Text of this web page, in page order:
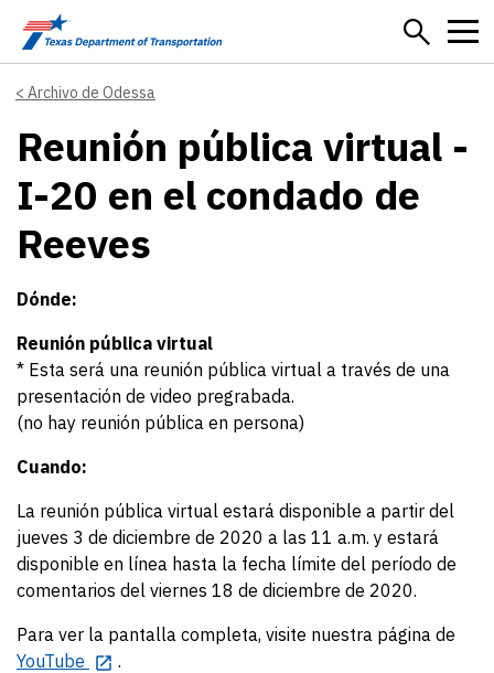
Skip to main content
Archivo de Odessa
Reunión pública virtual -
I-20 en el condado de
Reeves
Dónde:
Reunión pública virtual
* Esta será una reunión pública virtual a través de una
presentación de video pregrabada.
(no hay reunión pública en persona)
Cuando:
La reunión pública virtual estará disponible a partir del
jueves 3 de diciembre de 2020 a las 11 a.m. y estará
disponible en línea hasta la fecha límite del período de
comentarios del viernes 18 de diciembre de 2020.
Para ver la pantalla completa, visite nuestra página de
YouTube
.